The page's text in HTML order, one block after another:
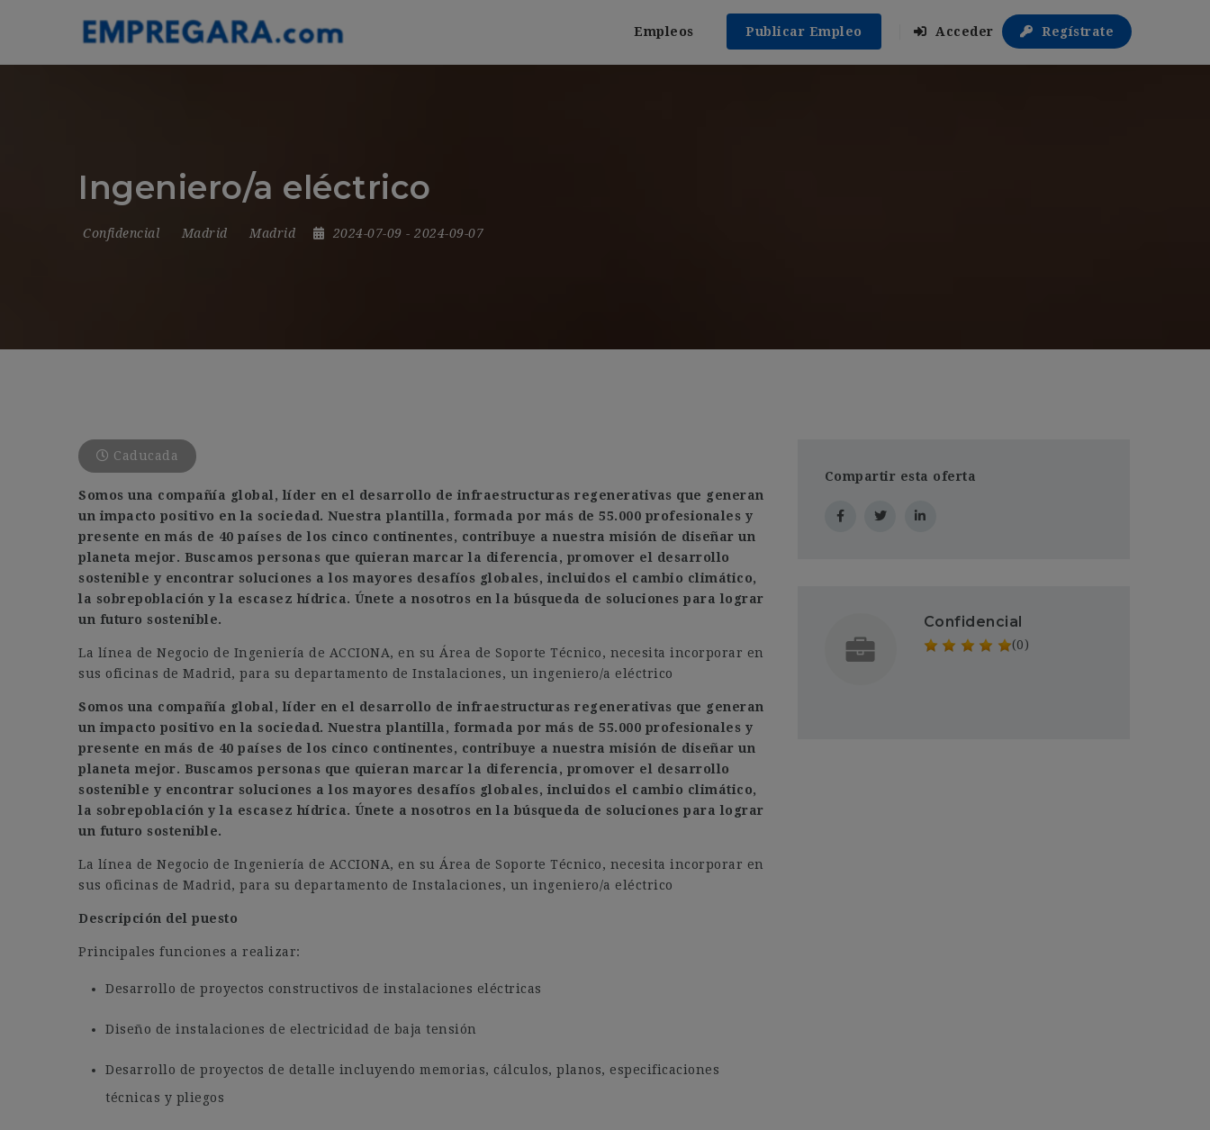
Empleos Publicar Empleo Acceder Regístrate
Ingeniero/a eléctrico
Confidencial Madrid Madrid 2024-07-09 - 2024-09-07
Caducada
Somos una compañía global, líder en el desarrollo de infraestructuras regenerativas que generan
un impacto positivo en la sociedad. Nuestra plantilla, formada por más de 55.000 profesionales y
presente en más de 40 países de los cinco continentes, contribuye a nuestra misión de diseñar un
planeta mejor. Buscamos personas que quieran marcar la diferencia, promover el desarrollo
sostenible y encontrar soluciones a los mayores desafíos globales, incluidos el cambio climático,
la sobrepoblación y la escasez hídrica. Únete a nosotros en la búsqueda de soluciones para lograr
un futuro sostenible.
La línea de Negocio de Ingeniería de ACCIONA, en su Área de Soporte Técnico, necesita incorporar en
sus oficinas de Madrid, para su departamento de Instalaciones, un ingeniero/a eléctrico
Somos una compañía global, líder en el desarrollo de infraestructuras regenerativas que generan
un impacto positivo en la sociedad. Nuestra plantilla, formada por más de 55.000 profesionales y
presente en más de 40 países de los cinco continentes, contribuye a nuestra misión de diseñar un
planeta mejor. Buscamos personas que quieran marcar la diferencia, promover el desarrollo
sostenible y encontrar soluciones a los mayores desafíos globales, incluidos el cambio climático,
la sobrepoblación y la escasez hídrica. Únete a nosotros en la búsqueda de soluciones para lograr
un futuro sostenible.
La línea de Negocio de Ingeniería de ACCIONA, en su Área de Soporte Técnico, necesita incorporar en
sus oficinas de Madrid, para su departamento de Instalaciones, un ingeniero/a eléctrico
Descripción del puesto
Principales funciones a realizar:
Desarrollo de proyectos constructivos de instalaciones eléctricas
Diseño de instalaciones de electricidad de baja tensión
Desarrollo de proyectos de detalle incluyendo memorias, cálculos, planos, especificaciones
técnicas y pliegos
Compartir esta oferta
Confidencial
(0)